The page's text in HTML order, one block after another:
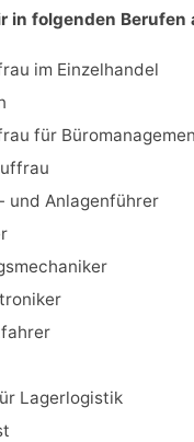
in folgenden Berufen
im Einzelhandel
für
und Anlagenführer
Lagerlogistik